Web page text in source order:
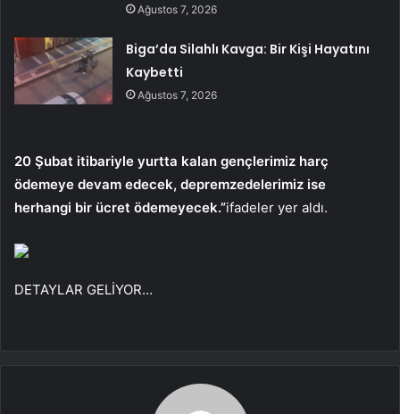
Ağustos 7, 2026
Biga’da Silahlı Kavga: Bir Kişi Hayatını
Kaybetti
Ağustos 7, 2026
20 Şubat itibariyle yurtta kalan gençlerimiz harç
ödemeye devam edecek, depremzedelerimiz ise
herhangi bir ücret ödemeyecek.”ifadeler yer aldı.
DETAYLAR GELİYOR…